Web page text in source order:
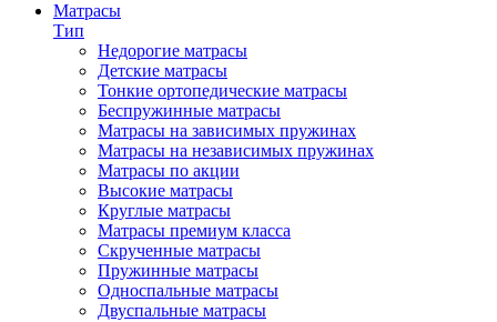
Матрасы
Тип
Недорогие матрасы
Детские матрасы
Тонкие ортопедические матрасы
Беспружинные матрасы
Матрасы на зависимых пружинах
Матрасы на независимых пружинах
Матрасы по акции
Высокие матрасы
Круглые матрасы
Матрасы премиум класса
Скрученные матрасы
Пружинные матрасы
Односпальные матрасы
Двуспальные матрасы